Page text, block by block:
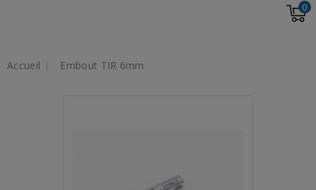
0
Accueil Embout TIR 6mm